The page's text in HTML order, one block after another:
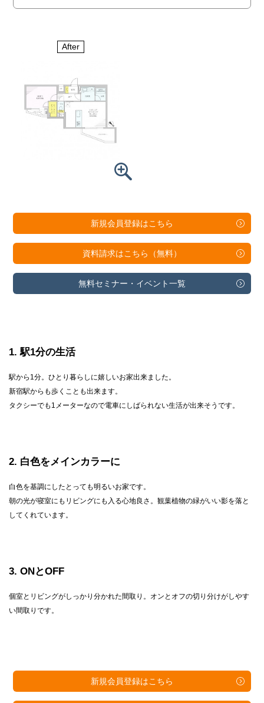
After
新規会員登録はこちら
資料請求はこちら（無料）
無料セミナー・ イベント一覧
1 駅1分の生活
駅から1分。ひとり暮らしに嬉しいお家出来ました。
新宿駅からも歩くことも出来ます。
タクシーでも1メーターなので電車にしばられない生活が出来そうです。
2 白色をメインカラーに
白色を基調にしたとっても明るいお家です。
朝の光が寝室にもリビングにも入る心地良さ。観葉植物の緑がいい影を落と
してくれています。
3 ONとOFF
個室とリビングがしっかり分かれた間取り。オンとオフの切り分けがしやす
い間取りです。
新規会員登録はこちら